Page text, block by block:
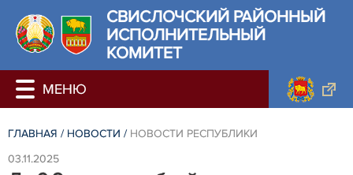
СВИСЛОЧСКИЙ РАЙОННЫЙ
ИСПОЛНИТЕЛЬНЫЙ
КОМИТЕТ
ГЛАВНАЯ / НОВОСТИ / НОВОСТИ РЕСПУБЛИКИ
03.11.2025